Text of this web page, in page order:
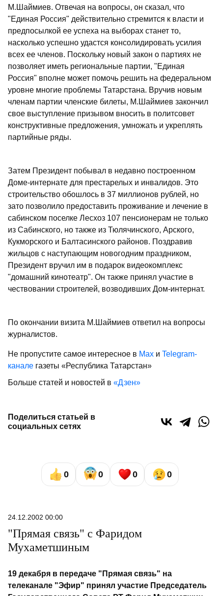
М.Шаймиев. Отвечая на вопросы, он сказал, что
"Единая Россия" действительно стремится к власти и
предпосылкой ее успеха на выборах станет то,
насколько успешно удастся консолидировать усилия
всех ее членов. Поскольку новый закон о партиях не
позволяет иметь региональные партии, "Единая
Россия" вполне может помочь решить на федеральном
уровне многие проблемы Татарстана. Вручив новым
членам партии членские билеты, М.Шаймиев закончил
свое выступление призывом вносить в политсовет
конструктивные предложения, умножать и укреплять
партийные ряды.
Затем Президент побывал в недавно построенном
Доме-интернате для престарелых и инвалидов. Это
строительство обошлось в 37 миллионов рублей, но
зато позволило предоставить проживание и лечение в
сабинском поселке Лесхоз 107 пенсионерам не только
из Сабинского, но также из Тюлячинского, Арского,
Кукморского и Балтасинского районов. Поздравив
жильцов с наступающим новогодним праздником,
Президент вручил им в подарок видеокомплекс
"домашний кинотеатр". Он также принял участие в
чествовании строителей, возводивших Дом-интернат.
По окончании визита М.Шаймиев ответил на вопросы
журналистов.
Не пропустите самое интересное в Max и Telegram-
канале газеты «Республика Татарстан»
Больше статей и новостей в «Дзен»
Поделиться статьей в
социальных сетях
0 0 0 0
24.12.2002 00:00
"Прямая связь" с Фаридом
Мухаметшиным
19 декабря в передаче "Прямая связь" на
телеканале "Эфир" принял участие Председатель